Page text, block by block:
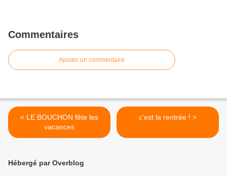
Commentaires
Ajouter un commentaire
< LE BOUCHON fête les
vacances
c'est la rentrée ! >
Hébergé par Overblog